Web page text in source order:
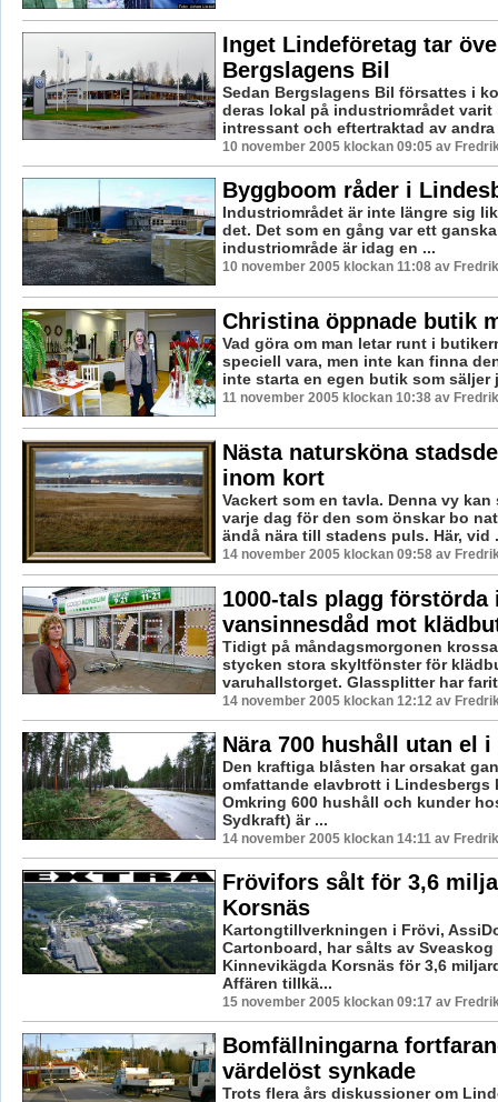
Inget Lindeföretag tar
Bergslagens Bil
Sedan Bergslagens Bil försattes i
deras lokal på industriområdet varit
intressant och eftertraktad av andra
10 november 2005 klockan 09:05 av
Byggboom råder i
Industriområdet är inte längre sig
det. Det som en gång var ett
industriområde är idag en ...
10 november 2005 klockan 11:08 av
Christina öppnade butik
Vad göra om man letar runt i
speciell vara, men inte kan finna
inte starta en egen butik som säljer
11 november 2005 klockan 10:38 av
Nästa natursköna
inom kort
Vackert som en tavla. Denna vy
varje dag för den som önskar bo
ändå nära till stadens puls. Här, vid
14 november 2005 klockan 09:58 av
1000-tals plagg förstörda
vansinnesdåd mot
Tidigt på måndagsmorgonen
stycken stora skyltfönster för
varuhallstorget. Glassplitter har
14 november 2005 klockan 12:12 av
Nära 700 hushåll utan el
Den kraftiga blåsten har orsakat
omfattande elavbrott i Lindesbergs
Omkring 600 hushåll och kunder
Sydkraft) är ...
14 november 2005 klockan 14:11 av
Frövifors sålt för 3,6
Korsnäs
Kartongtillverkningen i Frövi,
Cartonboard, har sålts av
Kinnevikägda Korsnäs för 3,6
Affären tillkä...
15 november 2005 klockan 09:17 av
Bomfällningarna
värdelöst synkade
Trots flera års diskussioner om